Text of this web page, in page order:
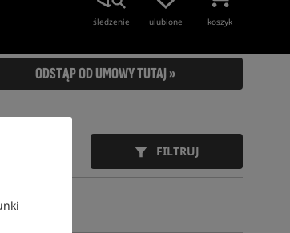
śledzenie ulubione koszyk
ODSTĄP OD UMOWY TUTAJ »
FILTRUJ